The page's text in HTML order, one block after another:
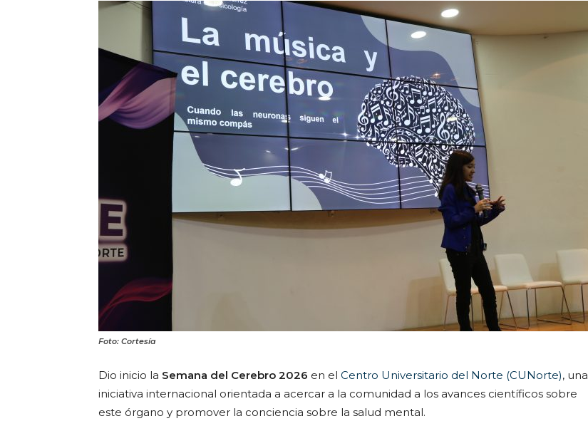
Foto: Cortesía
Dio inicio la Semana del Cerebro 2026 en el Centro Universitario del Norte (CUNorte), una
iniciativa internacional orientada a acercar a la comunidad a los avances científicos sobre
este órgano y promover la conciencia sobre la salud mental.